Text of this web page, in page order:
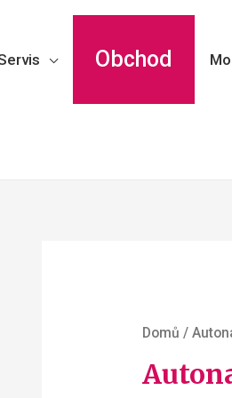
Obchod
Domů /